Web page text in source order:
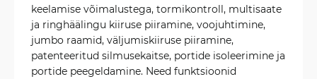
keelamise võimalustega, tormikontroll, multisaate
ja ringhäälingu kiiruse piiramine, voojuhtimine,
jumbo raamid, väljumiskiiruse piiramine,
patenteeritud silmusekaitse, portide isoleerimine ja
portide peegeldamine. Need funktsioonid